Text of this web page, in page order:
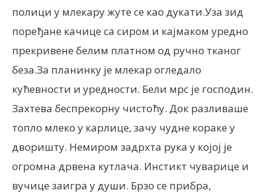
полици у млекару жуте се као дукати.Уза зид
поређане качице са сиром и кајмаком уредно
прекривене белим платном од ручно тканог
беза.За планинку је млекар огледало
кућевности и уредности. Бели мрс је господин.
Захтева беспрекорну чистоћу. Док разливаше
топло млеко у карлице, зачу чудне кораке у
дворишту. Немиром задрхта рука у којој је
огромна дрвена кутлача. Инстикт чуварице и
вучице заигра у души. Брзо се прибра,